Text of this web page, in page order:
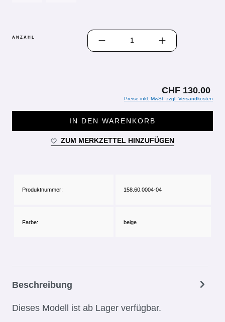
ANZAHL
PRODUKT ANZAHL: GIB DEN
CHF 130.00
Preise inkl. MwSt. zzgl. Versandkosten
IN DEN WARENKORB
ZUM MERKZETTEL HINZUFÜGEN
Produktnummer: 158.60.0004-04
Farbe: beige
Beschreibung
Dieses Modell ist ab Lager verfügbar.